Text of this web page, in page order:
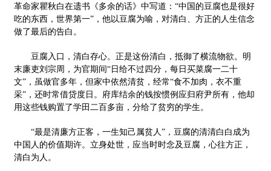
革命家瞿秋白在遗书《多余的话》中写道：“中国的豆腐也是很好
吃的东西，世界第一”，他以豆腐为喻，对清白、方正的人生信念
做了最后的告白。
豆腐入口，清白存心。正是这份清白，抵御了横流物欲。明
末廉吏刘宗周，为官期间“日给不过四分，每日买菜腐一二十
文”，虽做官多年，但家中依然清贫，经常“食不加肉，衣不重
采”，还时常借贷度日。府库结余的钱按惯例应归府尹所有，他却
用这些钱购置了学田二百多亩，分给了贫穷的学生。
“最是清廉方正客，一生知己属贫人”，豆腐的清清白白成为
中国人的价值期许。立身处世，应当时时念及豆腐，心往方正，
清白为人。